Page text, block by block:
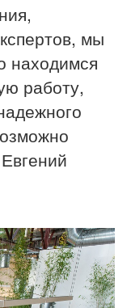
мы
находимся
работу,